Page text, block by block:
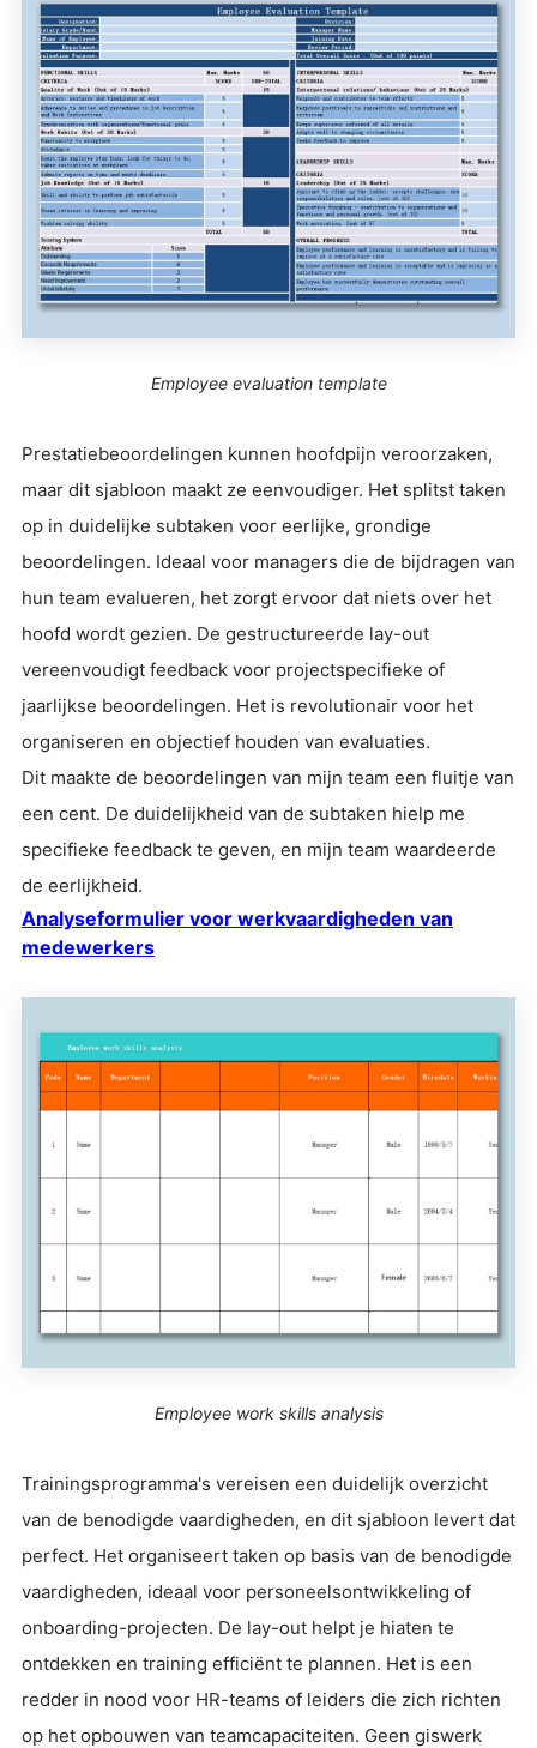
Employee evaluation template
Prestatiebeoordelingen kunnen hoofdpijn veroorzaken,
maar dit sjabloon maakt ze eenvoudiger. Het splitst taken
op in duidelijke subtaken voor eerlijke, grondige
beoordelingen. Ideaal voor managers die de bijdragen van
hun team evalueren, het zorgt ervoor dat niets over het
hoofd wordt gezien. De gestructureerde lay-out
vereenvoudigt feedback voor projectspecifieke of
jaarlijkse beoordelingen. Het is revolutionair voor het
organiseren en objectief houden van evaluaties.
Dit maakte de beoordelingen van mijn team een fluitje van
een cent. De duidelijkheid van de subtaken hielp me
specifieke feedback te geven, en mijn team waardeerde
de eerlijkheid.
Analyseformulier voor werkvaardigheden van
medewerkers
Employee work skills analysis
Trainingsprogramma's vereisen een duidelijk overzicht
van de benodigde vaardigheden, en dit sjabloon levert dat
perfect. Het organiseert taken op basis van de benodigde
vaardigheden, ideaal voor personeelsontwikkeling of
onboarding-projecten. De lay-out helpt je hiaten te
ontdekken en training efficiënt te plannen. Het is een
redder in nood voor HR-teams of leiders die zich richten
op het opbouwen van teamcapaciteiten. Geen giswerk